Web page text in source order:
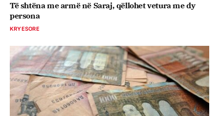
Të shtëna me armë në Saraj, qëllohet vetura me dy
persona
KRYESORE